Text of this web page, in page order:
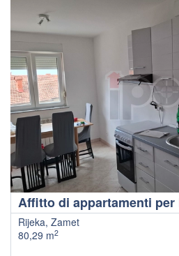
Affitto di appartamenti
Rijeka, Zamet
80,29 m2